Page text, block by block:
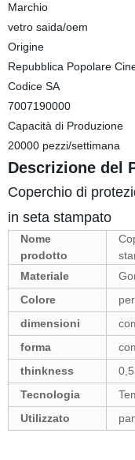
Marchio
vetro saida/oem
Origine
Repubblica Popolare
Codice SA
7007190000
Capacità di Produzione
20000 pezzi/settimana
Descrizione del
Coperchio di
in seta stampato
Nome
prodotto
Materiale
Colore
dimensioni
forma
thinkness
Tecnologia
Utilizzato